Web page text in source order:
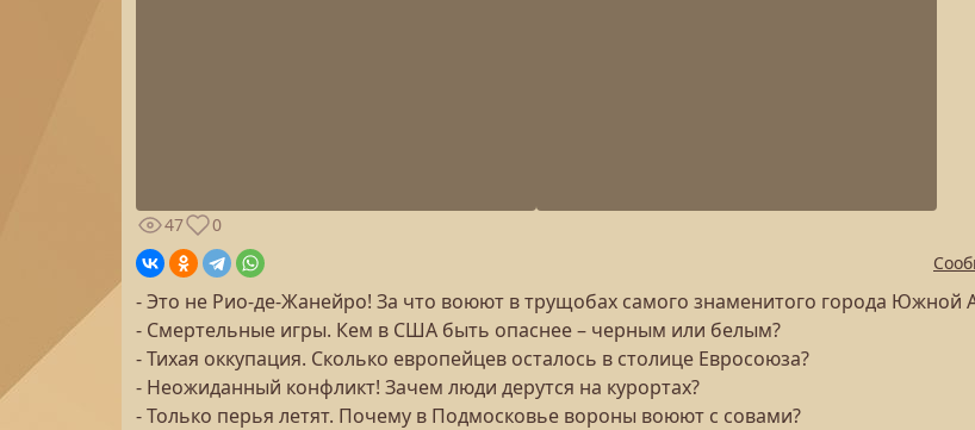
47
0
- Это не Рио-де-Жанейро! За что воюют в трущобах самого знаменитого города Южной
- Смертельные игры. Кем в США быть опаснее – черным или белым?
- Тихая оккупация. Сколько европейцев осталось в столице Евросоюза?
- Неожиданный конфликт! Зачем люди дерутся на курортах?
- Только перья летят. Почему в Подмосковье вороны воюют с совами?